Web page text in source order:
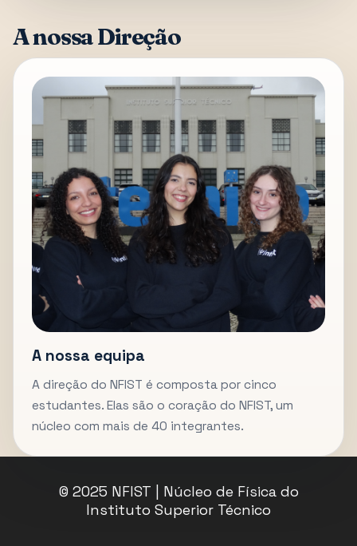
A nossa Direção
A nossa equipa
A direção do NFIST é composta por cinco
estudantes. Elas são o coração do NFIST, um
núcleo com mais de 40 integrantes.
© 2025 NFIST | Núcleo de Física do
Instituto Superior Técnico